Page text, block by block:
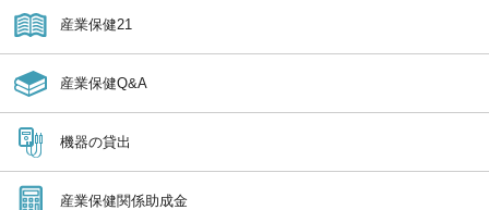
産業保健21
産業保健Q&A
機器の貸出
産業保健関係助成金